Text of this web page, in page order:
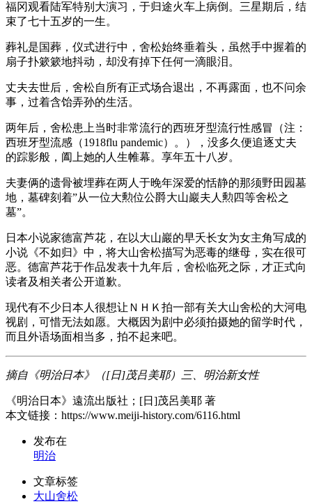
福冈观看陆军特别大演习，于归途火车上病倒。三星期后，结
束了七十五岁的一生。
葬礼是国葬，仪式进行中，舍松始终垂着头，虽然手中握着的
扇子扑簌簌地抖动，却没有掉下任何一滴眼泪。
丈夫去世后，舍松自所有正式场合退出，不再露面，也不问余
事，过着含饴弄孙的生活。
两年后，舍松患上当时非常流行的西班牙型流行性感冒（注：
西班牙型流感（1918flu pandemic）。），没多久便追逐丈夫
的踪影般，阖上她的人生帷幕。享年五十八岁。
夫妻俩的遗骨被埋葬在两人于晚年深爱的恬静的那须野田园墓
地，墓碑刻着”从一位大勲位公爵大山巖夫人勲四等舍松之
墓”。
日本小说家德富芦花，在以大山巖的早夭长女为女主角写成的
小说《不如归》中，将大山舍松描写为恶毒的继母，实在很可
恶。德富芦花于作品发表十九年后，舍松临死之际，才正式向
读者及相关者公开道歉。
现代有不少日本人很想让ＮＨＫ拍一部有关大山舍松的大河电
视剧，可惜无法如愿。大概因为剧中必须拍摄她的留学时代，
而且外语场面相当多，拍不起来吧。
摘自《明治日本》（[日]茂吕美耶）三、明治新女性
《明治日本》遠流出版社；[日]茂呂美耶 著
本文链接：https://www.meiji-history.com/6116.html
发布在
明治
文章标签
大山舍松